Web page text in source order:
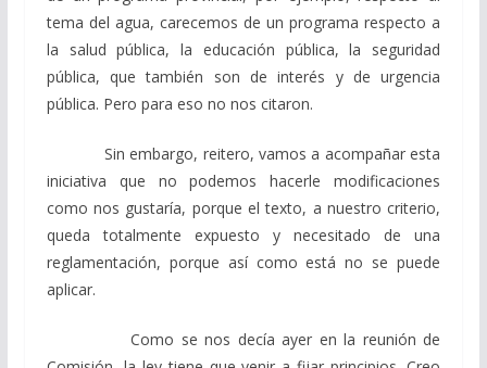
tema del agua, carecemos de un programa respecto a
la salud pública, la educación pública, la seguridad
pública, que también son de interés y de urgencia
pública. Pero para eso no nos citaron.
Sin embargo, reitero, vamos a acompañar esta
iniciativa que no podemos hacerle modificaciones
como nos gustaría, porque el texto, a nuestro criterio,
queda totalmente expuesto y necesitado de una
reglamentación, porque así como está no se puede
aplicar.
Como se nos decía ayer en la reunión de